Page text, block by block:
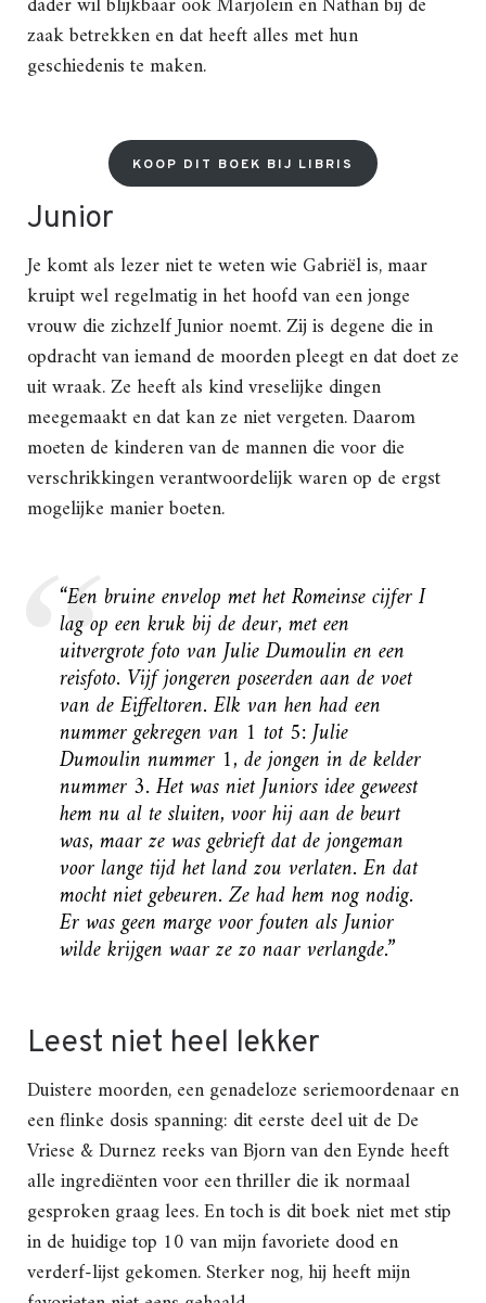
zaak betrekken en dat heeft alles met hun
geschiedenis te maken.
KOOP DIT BOEK BIJ LIBRIS
Junior
Je komt als lezer niet te weten wie Gabriël is, maar
kruipt wel regelmatig in het hoofd van een jonge
vrouw die zichzelf Junior noemt. Zij is degene die in
opdracht van iemand de moorden pleegt en dat doet ze
uit wraak. Ze heeft als kind vreselijke dingen
meegemaakt en dat kan ze niet vergeten. Daarom
moeten de kinderen van de mannen die voor die
verschrikkingen verantwoordelijk waren op de ergst
mogelijke manier boeten.
“Een bruine envelop met het Romeinse cijfer I
lag op een kruk bij de deur, met een
uitvergrote foto van Julie Dumoulin en een
reisfoto. Vijf jongeren poseerden aan de voet
van de Eiffeltoren. Elk van hen had een
nummer gekregen van 1 tot 5: Julie
Dumoulin nummer 1, de jongen in de kelder
nummer 3. Het was niet Juniors idee geweest
hem nu al te sluiten, voor hij aan de beurt
was, maar ze was gebrieft dat de jongeman
voor lange tijd het land zou verlaten. En dat
mocht niet gebeuren. Ze had hem nog nodig.
Er was geen marge voor fouten als Junior
wilde krijgen waar ze zo naar verlangde.”
Leest niet heel lekker
Duistere moorden, een genadeloze seriemoordenaar en
een flinke dosis spanning: dit eerste deel uit de De
Vriese & Durnez reeks van Bjorn van den Eynde heeft
alle ingrediënten voor een thriller die ik normaal
gesproken graag lees. En toch is dit boek niet met stip
in de huidige top 10 van mijn favoriete dood en
verderf-lijst gekomen. Sterker nog, hij heeft mijn